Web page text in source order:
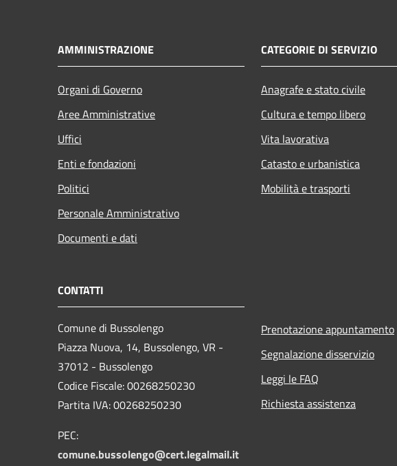
AMMINISTRAZIONE
Organi di Governo
Aree Amministrative
Uffici
Enti e fondazioni
Politici
Personale Amministrativo
Documenti e dati
CATEGORIE DI SERVIZIO
Anagrafe e stato civile
Cultura e tempo libero
Vita lavorativa
Catasto e urbanistica
Mobilità e trasporti
CONTATTI
Comune di Bussolengo
Piazza Nuova, 14, Bussolengo, VR -
37012 - Bussolengo
Codice Fiscale: 00268250230
Partita IVA: 00268250230
PEC:
comune.bussolengo@cert.legalmail.it
Prenotazione appuntamento
Segnalazione disservizio
Leggi le FAQ
Richiesta assistenza